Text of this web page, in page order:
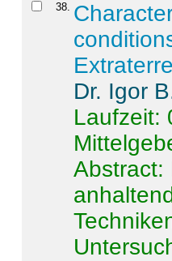
38.
Dr. Igor
Laufzeit:
Abstract: